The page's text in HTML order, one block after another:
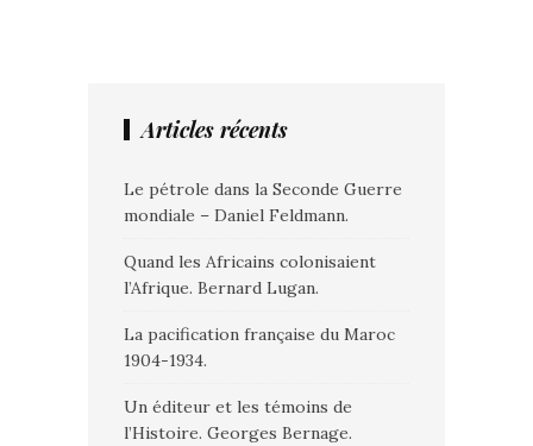
Articles récents
Le pétrole dans la Seconde Guerre
mondiale – Daniel Feldmann.
Quand les Africains colonisaient
l’Afrique. Bernard Lugan.
La pacification française du Maroc
1904-1934.
Un éditeur et les témoins de
l’Histoire. Georges Bernage.